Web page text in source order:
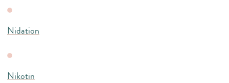
Nidation
Nikotin